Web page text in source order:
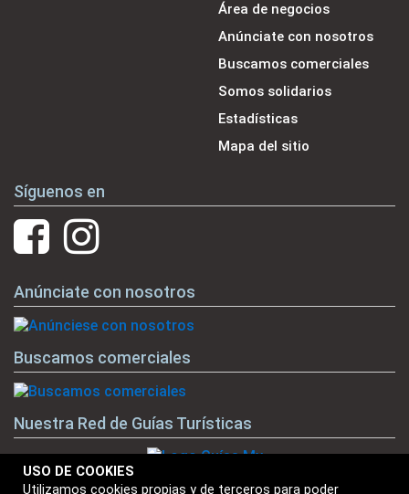
USO DE COOKIES
Utilizamos cookies propias y de terceros para poder
Área de negocios
Anúnciate con nosotros
Buscamos comerciales
Somos solidarios
Estadísticas
Mapa del sitio
Síguenos en
Anúnciate con nosotros
Buscamos comerciales
Nuestra Red de Guías Turísticas